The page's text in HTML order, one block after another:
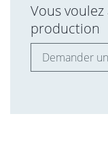
Vous
production
Demander